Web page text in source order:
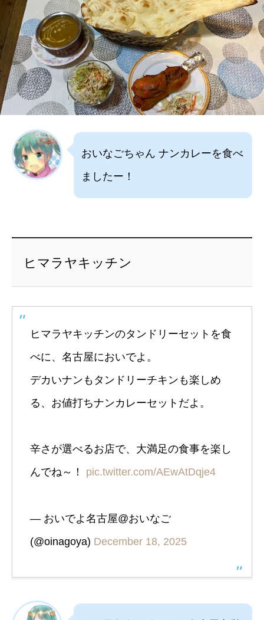
おいなごちゃん ナンカレーを食べ
ましたー！
ヒマラヤキッチン
ヒマラヤキッチンのタンドリーセットを食
べに、名古屋においでよ。
デカいナンもタンドリーチキンも楽しめ
る、お値打ちナンカレーセットだよ。
辛さが選べるお店で、大満足の食事を楽し
んでね～！ pic.twitter.com/AEwAtDqje4
— おいでよ名古屋@おいなご
(@oinagoya) December 18, 2025